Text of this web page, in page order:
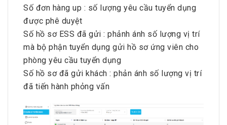
Số đơn hàng up : số lượng yêu cầu tuyển dụng
được phê duyệt
Số hồ sơ ESS đã gửi : phảnh ánh số lượng vị trí
mà bộ phận tuyển dụng gửi hồ sơ ứng viên cho
phòng yêu cầu tuyển dụng
Số hồ sơ đã gửi khách : phản ánh số lượng vị trí
đã tiến hành phỏng vấn